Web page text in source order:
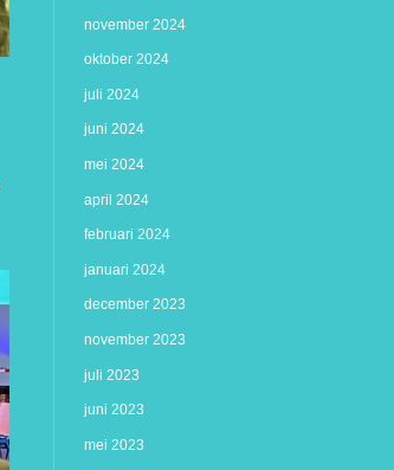
november 2024
oktober 2024
juli 2024
juni 2024
mei 2024
april 2024
februari 2024
januari 2024
december 2023
november 2023
juli 2023
juni 2023
mei 2023